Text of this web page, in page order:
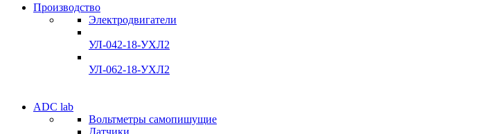
Производство
Электродвигатели
УЛ-042-18-УХЛ2
УЛ-062-18-УХЛ2
УЛ-04 УЛ-06
ADC lab
Вольтметры самопишущие
Датчики